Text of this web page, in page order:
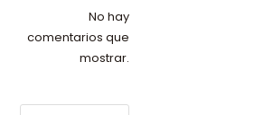
No hay
comentarios que
mostrar.